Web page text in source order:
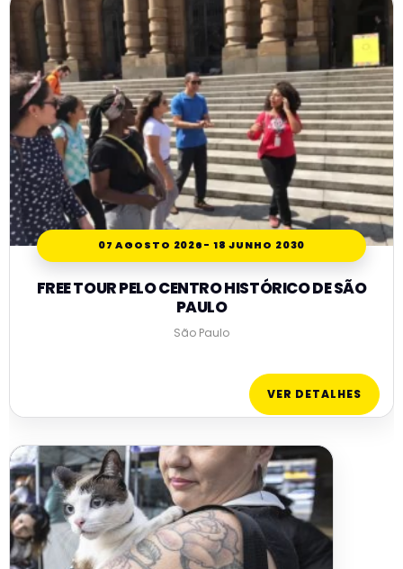
07 AGOSTO 2026- 18 JUNHO 2030
FREE TOUR PELO CENTRO HISTÓRICO DE SÃO
PAULO
São Paulo
VER DETALHES